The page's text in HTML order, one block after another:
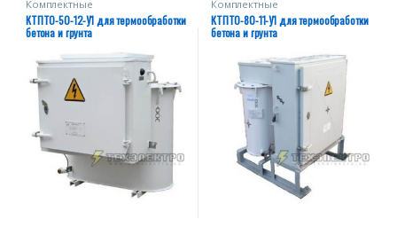
Комплектные
трансформаторные подстанции
специального назначения
КТПТО
КТПТО-50-12-У1 для термообработки
бетона и грунта
Комплектные
трансформаторные подстанции
специального назначения
КТПТО
КТПТО-80-11-У1 для термообработки
бетона и грунта